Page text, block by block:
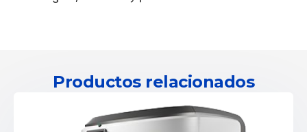
Productos relacionados